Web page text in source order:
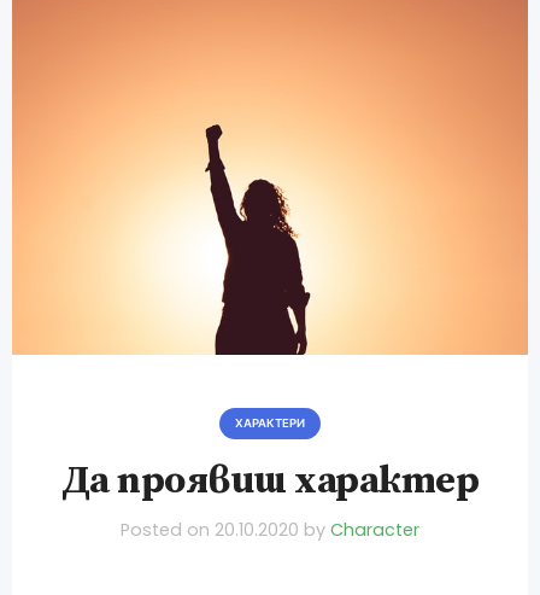
ХАРАКТЕРИ
Да проявиш характер
Posted on 20.10.2020 by Character